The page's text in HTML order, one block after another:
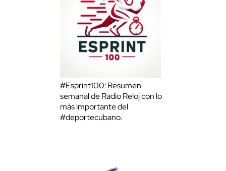
#Esprint100: Resumen
semanal de Radio Reloj con lo
más importante del
#deportecubano.